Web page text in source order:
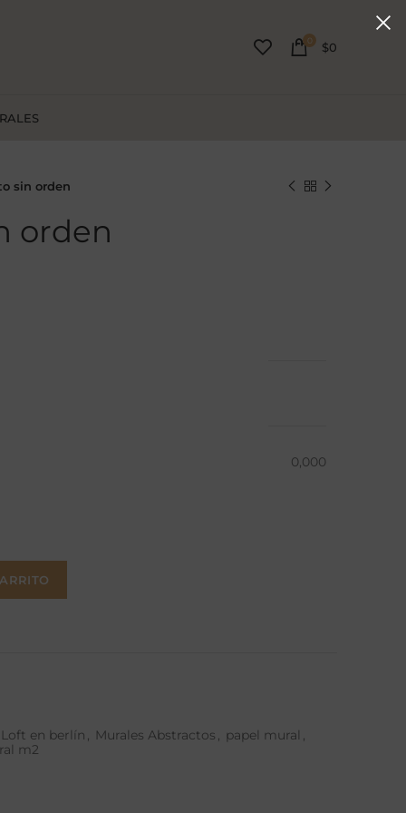
0 $0
sin orden
orden
0,000
Loft en berlín , Murales Abstractos , papel mural ,
m2